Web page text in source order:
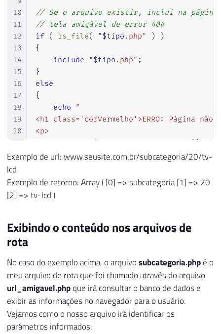
10
11
12
13
14
15
16
17
18
19
20
21
22
23
25
26
28
29
30
// Se o arquivo existir, inclui na página.
// tela amigável de error 404
if
( is_file( "$tipo .php" )
)
{
include
"$tipo .php" ;
}
else
{
echo
"
<h1 class='corVermelho'>ERRO: Página
<p>
    <strong>Página Solicitada: <em>
{
Esta pasta ou página não pôde ser
se o endereço digitado está correto e
<br/><br/>Caso você necessite
arquivo, entre em contato com o <a
}
Exemplo de url: www.seusite.com.br/subcategoria/20/tv-
lcd
Exemplo de retorno: Array ( [0] => subcategoria [1] => 20
[2] => tv-lcd )
Exibindo o conteúdo nos arquivos de
rota
No caso do exemplo acima, o arquivosubcategoria.phpé o
meu arquivo de rota que foi chamado através do arquivo
url_amigavel.phpque irá consultar o banco de dados e
exibir as informações no navegador para o usuário.
Vejamos como o nosso arquivo irá identificar os
parâmetros informados: